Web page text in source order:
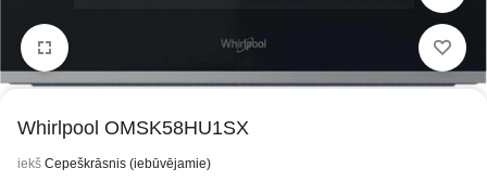
Whirlpool OMSK58HU1SX
iekš Cepeškrāsnis (iebūvējamie)